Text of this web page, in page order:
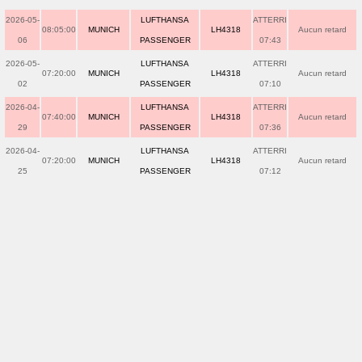
2026-05-
06
08:05:00 MUNICH
LUFTHANSA
PASSENGER
LH4318
ATTERRI
07:43
Aucun retard
2026-05-
02
07:20:00 MUNICH
LUFTHANSA
PASSENGER
LH4318
ATTERRI
07:10
Aucun retard
2026-04-
29
07:40:00 MUNICH
LUFTHANSA
PASSENGER
LH4318
ATTERRI
07:36
Aucun retard
2026-04-
25
07:20:00 MUNICH
LUFTHANSA
PASSENGER
LH4318
ATTERRI
07:12
Aucun retard